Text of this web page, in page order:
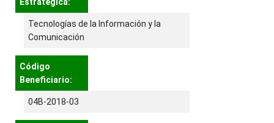
Estratégica:
Tecnologías de la Información y la
Comunicación
Código
Beneficiario:
04B-2018-03